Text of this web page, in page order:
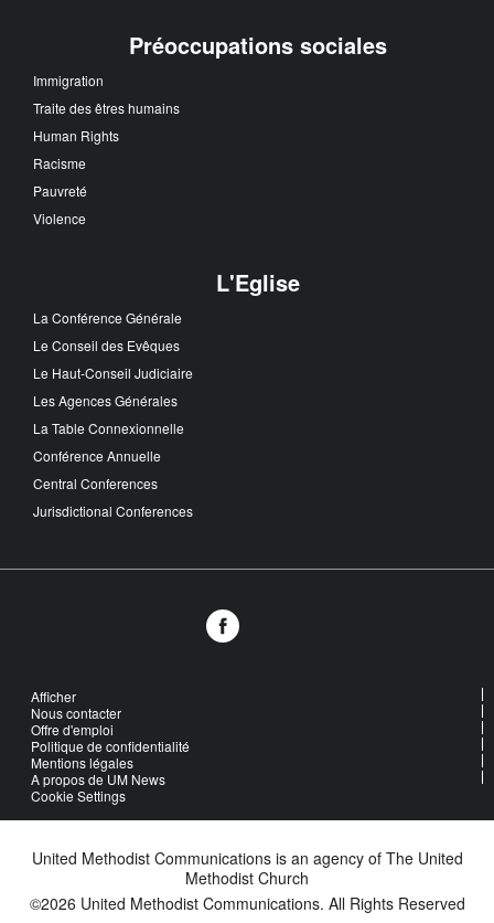
Préoccupations sociales
Immigration
Traite des êtres humains
Human Rights
Racisme
Pauvreté
Violence
L'Eglise
La Conférence Générale
Le Conseil des Evêques
Le Haut-Conseil Judiciaire
Les Agences Générales
La Table Connexionnelle
Conférence Annuelle
Central Conferences
Jurisdictional Conferences
Afficher
Nous contacter
Offre d'emploi
Politique de confidentialité
Mentions légales
A propos de UM News
Cookie Settings
United Methodist Communications is an agency of The United
Methodist Church
©2026 United Methodist Communications. All Rights Reserved